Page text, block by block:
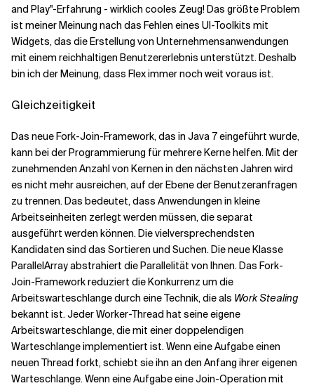
and Play"-Erfahrung - wirklich cooles Zeug! Das größte Problem
ist meiner Meinung nach das Fehlen eines UI-Toolkits mit
Widgets, das die Erstellung von Unternehmensanwendungen
mit einem reichhaltigen Benutzererlebnis unterstützt. Deshalb
bin ich der Meinung, dass Flex immer noch weit voraus ist.
Gleichzeitigkeit
Das neue Fork-Join-Framework, das in Java 7 eingeführt wurde,
kann bei der Programmierung für mehrere Kerne helfen. Mit der
zunehmenden Anzahl von Kernen in den nächsten Jahren wird
es nicht mehr ausreichen, auf der Ebene der Benutzeranfragen
zu trennen. Das bedeutet, dass Anwendungen in kleine
Arbeitseinheiten zerlegt werden müssen, die separat
ausgeführt werden können. Die vielversprechendsten
Kandidaten sind das Sortieren und Suchen. Die neue Klasse
ParallelArray abstrahiert die Parallelität von Ihnen. Das Fork-
Join-Framework reduziert die Konkurrenz um die
Arbeitswarteschlange durch eine Technik, die als Work Stealing
bekannt ist. Jeder Worker-Thread hat seine eigene
Arbeitswarteschlange, die mit einer doppelendigen
Warteschlange implementiert ist. Wenn eine Aufgabe einen
neuen Thread forkt, schiebt sie ihn an den Anfang ihrer eigenen
Warteschlange. Wenn eine Aufgabe eine Join-Operation mit